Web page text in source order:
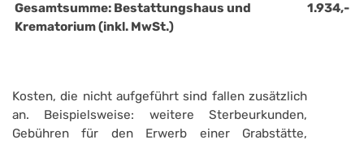
Gesamtsumme: Bestattungshaus und
Krematorium (inkl. MwSt.)
1.934,-
Kosten, die nicht aufgeführt sind fallen zusätzlich
an. Beispielsweise: weitere Sterbeurkunden,
Gebühren für den Erwerb einer Grabstätte,